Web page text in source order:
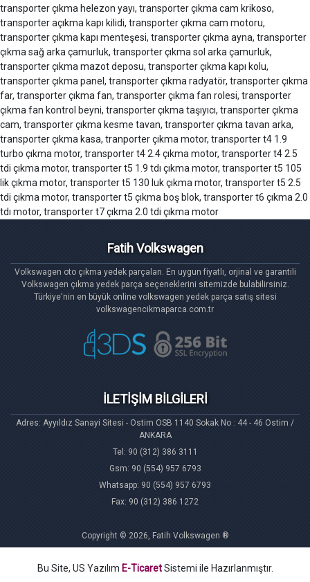
transporter çıkma helezon yayı, transporter çıkma cam krikoso,
transporter açıkma kapı kilidi, transporter çıkma cam motoru,
transporter çıkma kapı menteşesi, transporter çıkma ayna, transporter
çıkma sağ arka çamurluk, transporter çıkma sol arka çamurluk,
transporter çıkma mazot deposu, transporter çıkma kapı kolu,
transporter çıkma panel, transporter çıkma radyatör, transporter çıkma
far, transporter çıkma fan, transporter çıkma fan rolesi, transporter
çıkma fan kontrol beyni, transporter çıkma taşıyıcı, transporter çıkma
cam, transporter çıkma kesme tavan, transporter çıkma tavan arka,
transporter çıkma kasa, tranporter çıkma motor, transporter t4 1.9
turbo çıkma motor, transporter t4 2.4 çıkma motor, transporter t4 2.5
tdi çıkma motor, transporter t5 1.9 tdı çıkma motor, transporter t5 105
lik çıkma motor, transporter t5 130 luk çıkma motor, transporter t5 2.5
tdi çıkma motor, transporter t5 çıkma boş blok, transporter t6 çıkma 2.0
tdı motor, transporter t7 çıkma 2.0 tdi çıkma motor
Fatih Volkswagen
Volkswagen oto çıkma yedek parçaları. En uygun fiyatlı, orjinal ve garantili
Volkswagen çıkma yedek parça seçeneklerini sitemizde bulabilirsiniz.
Türkiye'nin en büyük online volkswagen yedek parça satış sitesi
volkswagencikmaparca.com.tr
İLETİŞİM BİLGİLERİ
Adres: Ayyıldız Sanayi Sitesi - Ostim OSB 1140 Sokak No : 44 - 46 Ostim /
ANKARA
Tel: 90 (312) 386 3111
Gsm: 90 (554) 957 6793
Whatsapp: 90 (554) 957 6793
Fax: 90 (312) 386 1272
Copyright © 2026, Fatih Volkswagen ®
Bu Site, US Yazılım E-TicaretSistemi ile Hazırlanmıştır.